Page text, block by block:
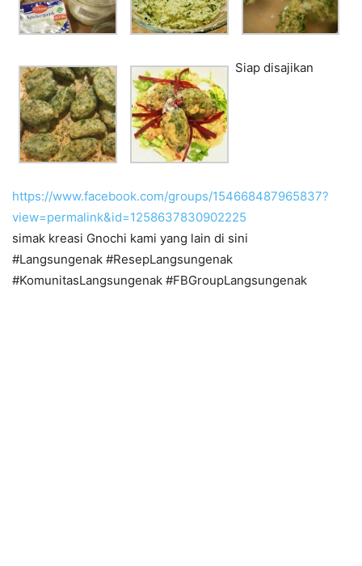
Siap disajikan
https://www.facebook.com/groups/154668487965837?
view=permalink&id=1258637830902225
simak kreasi Gnochi kami yang lain di sini
#Langsungenak #ResepLangsungenak
#KomunitasLangsungenak #FBGroupLangsungenak